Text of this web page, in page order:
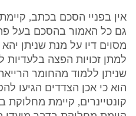
אין בפניי הסכם בכתב,
גם כל האמור בהסכם בעל פה,
מסוים דיו על מנת שניתן
למתן זכויות הפצה בלעדיות
שניתן ללמוד מהחומר
הוא כי אכן הצדדים הגיעו
קונטיינרים, קיימת מחלוקת